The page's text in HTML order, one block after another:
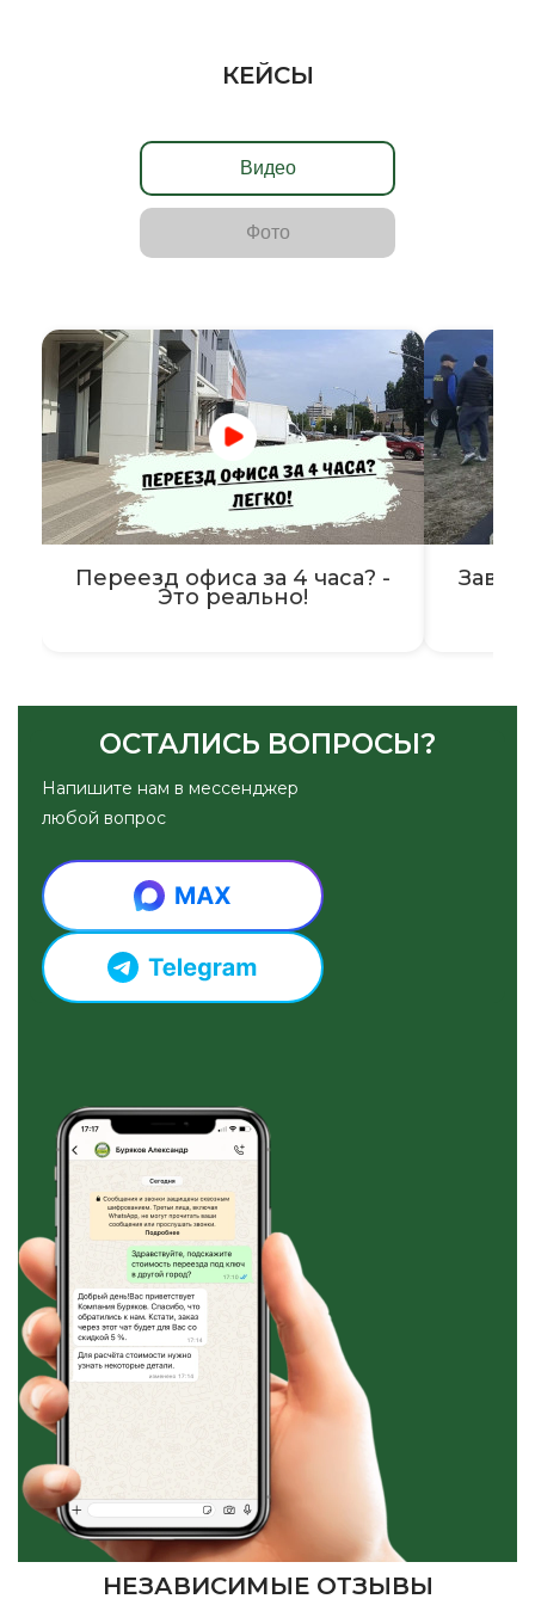
КЕЙСЫ
Видео
Фото
Переезд офиса за 4 часа? -
Это реально!
ОСТАЛИСЬ ВОПРОСЫ?
Напишите нам в мессенджер
любой вопрос
НЕЗАВИСИМЫЕ ОТЗЫВЫ